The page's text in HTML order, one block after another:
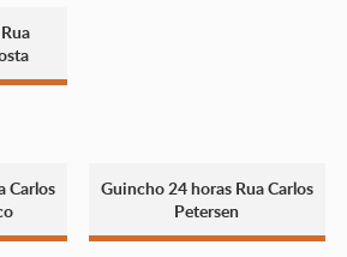
Carlos
Guincho 24 horas Rua Carlos
Petersen